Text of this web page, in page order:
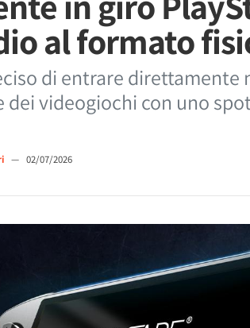
al formato
di entrare
videogiochi con uno
— 02/07/2026